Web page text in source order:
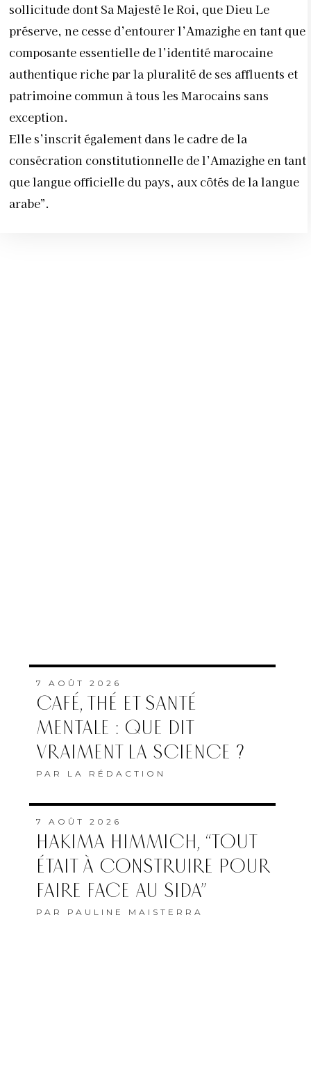
sollicitude dont Sa Majesté le Roi, que Dieu Le
préserve, ne cesse d’entourer l’Amazighe en tant que
composante essentielle de l’identité marocaine
authentique riche par la pluralité de ses affluents et
patrimoine commun à tous les Marocains sans
exception.
Elle s’inscrit également dans le cadre de la
consécration constitutionnelle de l’Amazighe en tant
que langue officielle du pays, aux côtés de la langue
arabe”.
7 AOÛT 2026
CAFÉ, THÉ ET SANTÉ
MENTALE : QUE DIT
VRAIMENT LA SCIENCE ?
PAR LA RÉDACTION
7 AOÛT 2026
HAKIMA HIMMICH, “TOUT
ÉTAIT À CONSTRUIRE POUR
FAIRE FACE AU SIDA”
PAR PAULINE MAISTERRA